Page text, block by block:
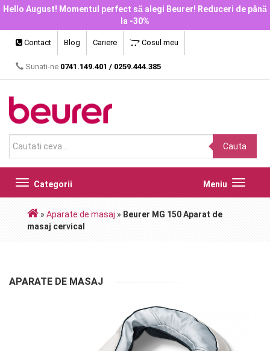
Hello August! Momentul perfect să alegi Beurer! Reduceri de până
la -30%
Contact Blog Cariere Cosul meu
Sunati-ne 0741.149.401 / 0259.444.385
Cauta
Categorii
Toggle
navigation
Meniu
Toggle
» Aparate de masaj » Beurer MG 150 Aparat de
masaj cervical
APARATE DE MASAJ